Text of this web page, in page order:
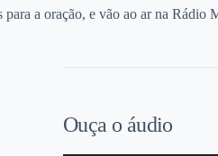
para a oração, e vão ao ar na
Ouça o áudio